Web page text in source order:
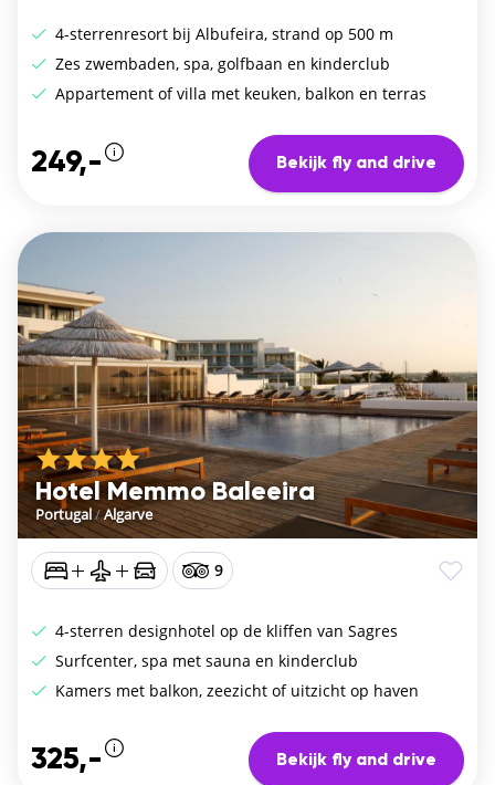
4-sterrenresort bij Albufeira, strand op 500 m
Zes zwembaden, spa, golfbaan en kinderclub
Appartement of villa met keuken, balkon en terras
249,- Bekijk fly and drive
Hotel Memmo Baleeira
Portugal/Algarve
9
4-sterren designhotel op de kliffen van Sagres
Surfcenter, spa met sauna en kinderclub
Kamers met balkon, zeezicht of uitzicht op haven
325,- Bekijk fly and drive